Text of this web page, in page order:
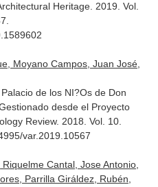
Heritage. 2019. Vol.
Moyano Campos, Juan José,
de los NI?Os de Don
desde el Proyecto
Review. 2018. Vol. 10.
var.2019.10567
Cantal, Jose Antonio,
Parrilla Giráldez, Rubén,